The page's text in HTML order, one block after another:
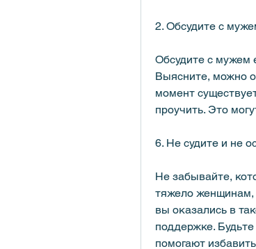
2. Обсудите с
Обсудите с мужем
Выясните, можно
момент
проучить. Это
6. Не судите и не
Не забывайте,
тяжело женщинам,
вы оказались в
поддержке.
помогают